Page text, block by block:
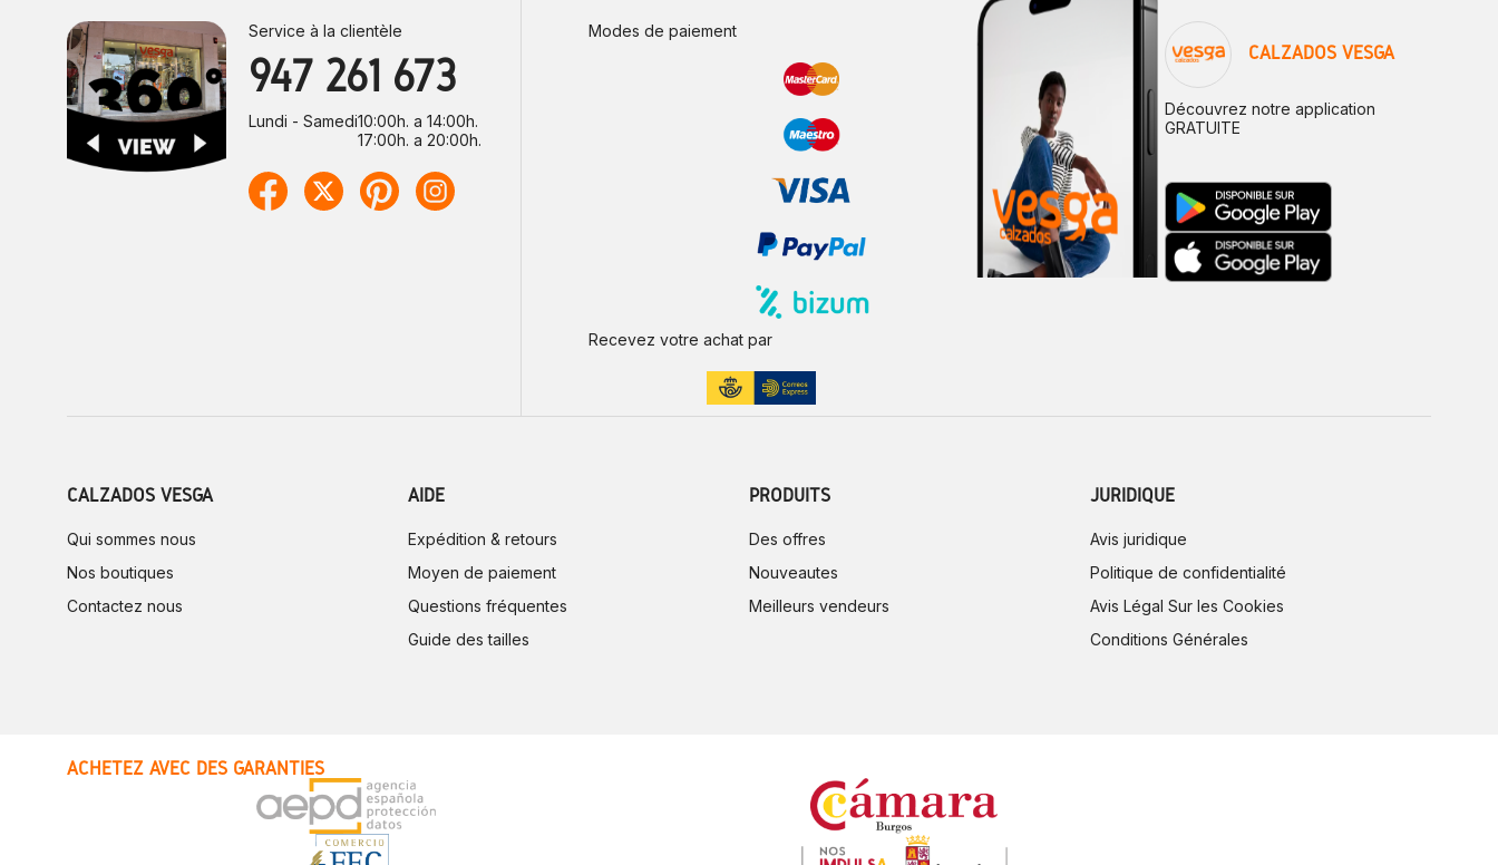
Service à la clientèle
947 261 673
Lundi - Samedi10:00h. a 14:00h.
17:00h. a 20:00h.
Modes de paiement
Recevez votre achat par
CALZADOS VESGA
Découvrez notre application
GRATUITE
CALZADOS VESGA
Qui sommes nous
Nos boutiques
Contactez nous
AIDE
Expédition & retours
Moyen de paiement
Questions fréquentes
Guide des tailles
PRODUITS
Des offres
Nouveautes
Meilleurs vendeurs
JURIDIQUE
Avis juridique
Politique de confidentialité
Avis Légal Sur les Cookies
Conditions Générales
ACHETEZ AVEC DES GARANTIES